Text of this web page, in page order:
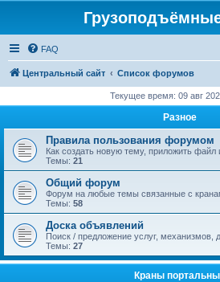
FAQ
Центральный сайт Список форумов
Текущее время: 09 авг
Разное
Правила пользования форумом
Как создать новую тему, приложить файл
Темы: 21
Общий форум
Форум на любые темы связанные с
Темы: 58
Доска объявлений
Поиск / предложение услуг, механизмов,
Темы: 27
Краны